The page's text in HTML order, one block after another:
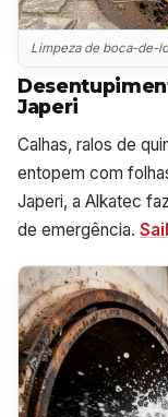
Limpeza de boca-de-
Japeri
Calhas, ralos de
entopem com
Japeri, a Alkatec
de emergência.